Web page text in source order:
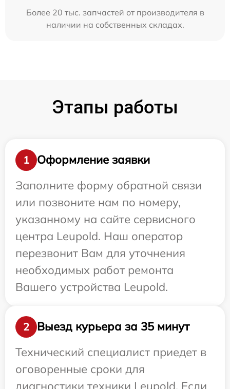
Более 20 тыс. запчастей от производителя в
наличии на собственных складах.
Этапы работы
1
Оформление заявки
Заполните форму обратной связи
или позвоните нам по номеру,
указанному на сайте сервисного
центра Leupold. Наш оператор
перезвонит Вам для уточнения
необходимых работ ремонта
Вашего устройства Leupold.
2
Выезд курьера за 35 минут
Технический специалист приедет в
оговоренные сроки для
диагностики техники Leupold. Если